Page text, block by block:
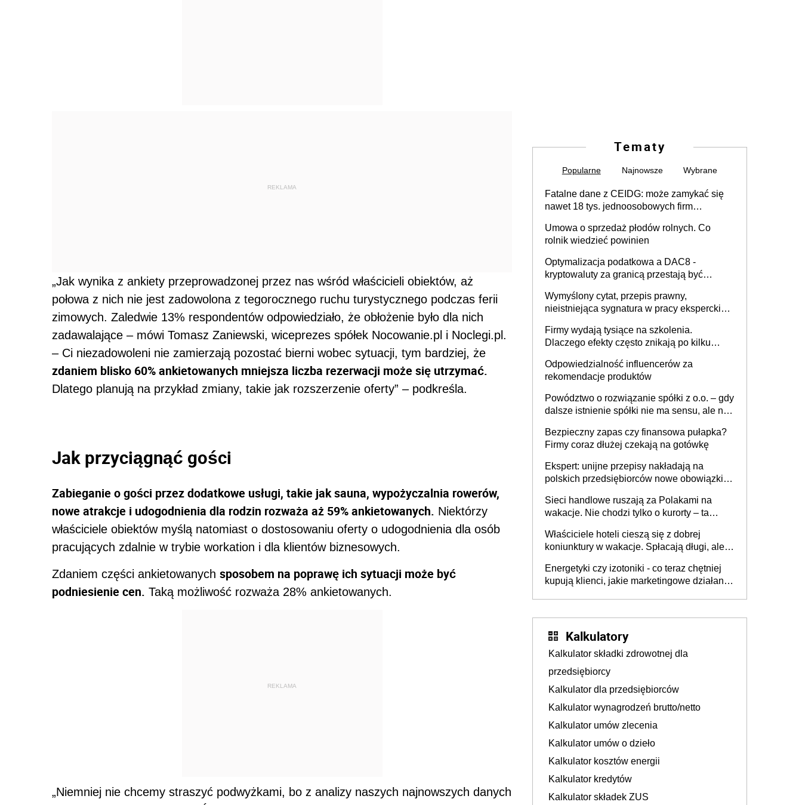
REKLAMA
„Jak wynika z ankiety przeprowadzonej przez nas wśród właścicieli obiektów, aż
połowa z nich nie jest zadowolona z tegorocznego ruchu turystycznego podczas ferii
zimowych. Zaledwie 13% respondentów odpowiedziało, że obłożenie było dla nich
zadawalające – mówi Tomasz Zaniewski, wiceprezes spółek Nocowanie.pl i Noclegi.pl.
– Ci niezadowoleni nie zamierzają pozostać bierni wobec sytuacji, tym bardziej, że
zdaniem blisko 60% ankietowanych mniejsza liczba rezerwacji może się utrzymać.
Dlatego planują na przykład zmiany, takie jak rozszerzenie oferty” – podkreśla.
Jak przyciągnąć gości
Zabieganie o gości przez dodatkowe usługi, takie jak sauna, wypożyczalnia rowerów,
nowe atrakcje i udogodnienia dla rodzin rozważa aż 59% ankietowanych. Niektórzy
właściciele obiektów myślą natomiast o dostosowaniu oferty o udogodnienia dla osób
pracujących zdalnie w trybie workation i dla klientów biznesowych.
Zdaniem części ankietowanych sposobem na poprawę ich sytuacji może być
podniesienie cen. Taką możliwość rozważa 28% ankietowanych.
REKLAMA
„Niemniej nie chcemy straszyć podwyżkami, bo z analizy naszych najnowszych danych
Tematy
Popularne Najnowsze Wybrane
Fatalne dane z CEIDG: może zamykać się
nawet 18 tys. jednoosobowych firm
Umowa o sprzedaż płodów rolnych. Co
rolnik wiedzieć powinien
Optymalizacja podatkowa a DAC8 -
kryptowaluty za granicą przestają być
Wymyślony cytat, przepis prawny,
nieistniejąca sygnatura w pracy eksperckiej -
firmie
Firmy wydają tysiące na szkolenia.
Dlaczego efekty często znikają po kilku
Odpowiedzialność influencerów za
rekomendacje produktów
Powództwo o rozwiązanie spółki z o.o. – gdy
dalsze istnienie spółki nie ma sensu, ale nie
Bezpieczny zapas czy finansowa pułapka?
Firmy coraz dłużej czekają na gotówkę
Ekspert: unijne przepisy nakładają na
polskich przedsiębiorców nowe obowiązki w
Sieci handlowe ruszają za Polakami na
wakacje. Nie chodzi tylko o kurorty – ta
tam, gdzie wielu spędzi urlop po cichu
Właściciele hoteli cieszą się z dobrej
koniunktury w wakacje. Spłacają długi, ale
Energetyki czy izotoniki - co teraz chętniej
kupują klienci, jakie marketingowe działania
Kalkulatory
Kalkulator składki zdrowotnej dla
przedsiębiorcy
Kalkulator dla przedsiębiorców
Kalkulator wynagrodzeń brutto/netto
Kalkulator umów zlecenia
Kalkulator umów o dzieło
Kalkulator kosztów energii
Kalkulator kredytów
Kalkulator składek ZUS